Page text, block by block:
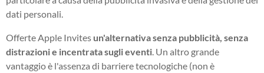
dati personali.
Offerte Apple Invites un'alternativa senza pubblicità, senza
distrazioni e incentrata sugli eventi . Un altro grande
vantaggio è l'assenza di barriere tecnologiche (non è